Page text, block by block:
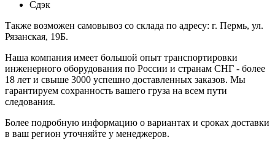
Сдэк
Также возможен самовывоз со склада по адресу: г. Пермь, ул.
Рязанская, 19Б.
Наша компания имеет большой опыт транспортировки
инженерного оборудования по России и странам СНГ - более
18 лет и свыше 3000 успешно доставленных заказов. Мы
гарантируем сохранность вашего груза на всем пути
следования.
Более подробную информацию о вариантах и сроках доставки
в ваш регион уточняйте у менеджеров.